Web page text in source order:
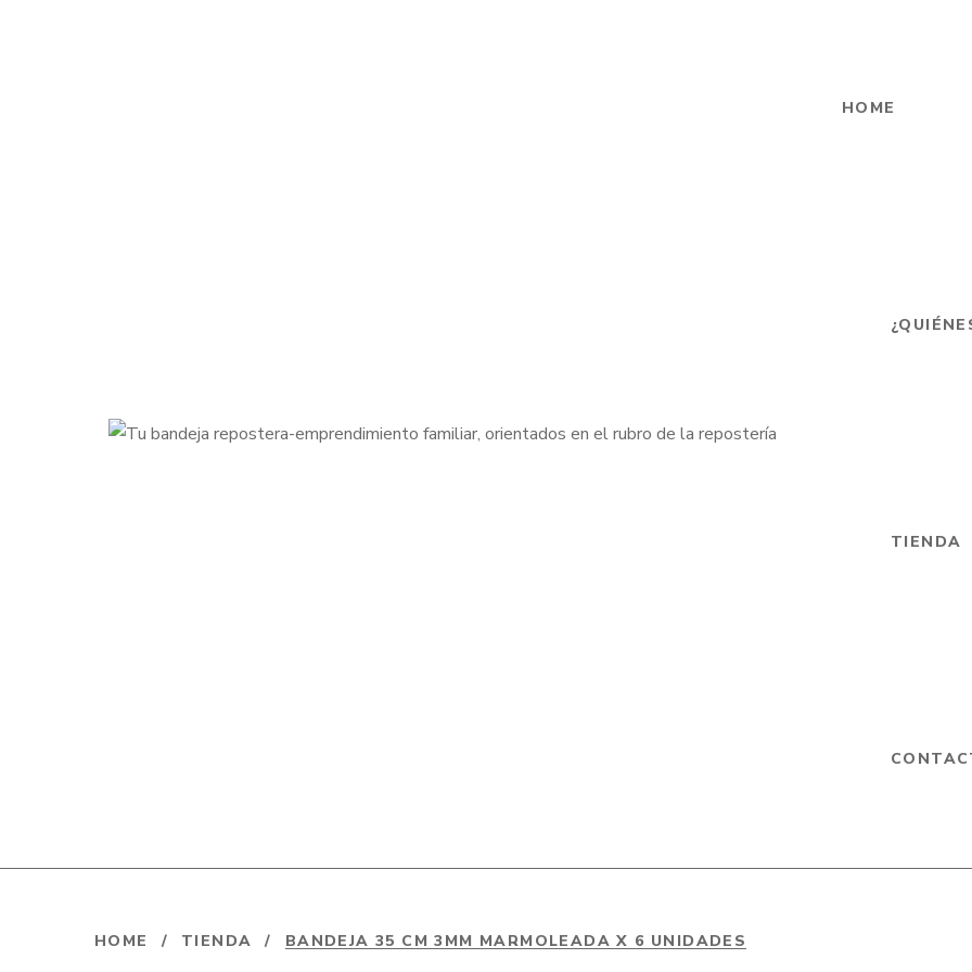
HOME
TIENDA
HOME / TIENDA / BANDEJA 35 CM 3MM MARMOLEADA X 6 UNIDADES